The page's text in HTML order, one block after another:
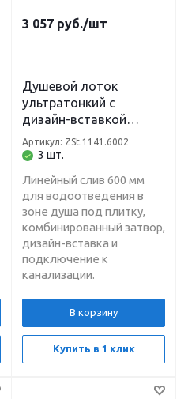
3 057 руб./шт
Душевой лоток
ультратонкий с
дизайн-вставкой
(комбинированный
затвор) 70 х 600 мм
3 шт.
Артикул: ZSt.1141.6002
Линейный слив 600 мм
для водоотведения в
зоне душа под плитку,
комбинированный затвор,
дизайн-вставка и
подключение к
канализации.
В корзину
Купить в 1 клик